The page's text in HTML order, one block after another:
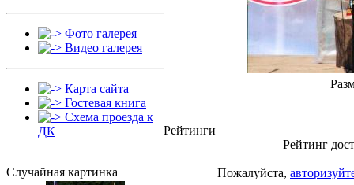
Фото галерея
Видео галерея
Карта сайта
Гостевая книга
Схема проезда к
ДК
Случайная картинка
Рейтинги
Рейтинг
Пожалуйста,